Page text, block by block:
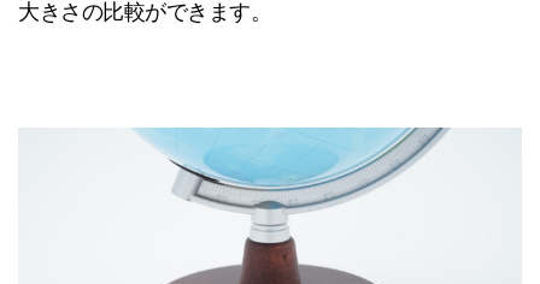
大きさの比較ができます。